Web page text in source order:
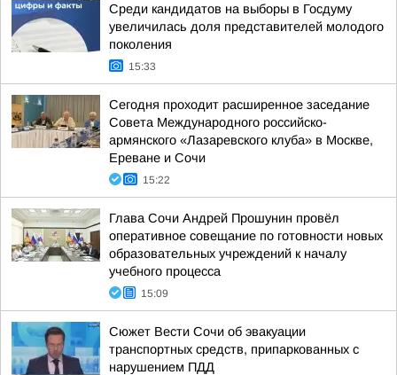
Среди кандидатов на выборы в Госдуму
увеличилась доля представителей молодого
поколения
15:33
Сегодня проходит расширенное заседание
Совета Международного российско-
армянского «Лазаревского клуба» в Москве,
Ереване и Сочи
15:22
Глава Сочи Андрей Прошунин провёл
оперативное совещание по готовности новых
образовательных учреждений к началу
учебного процесса
15:09
Сюжет Вести Сочи об эвакуации
транспортных средств, припаркованных с
нарушением ПДД